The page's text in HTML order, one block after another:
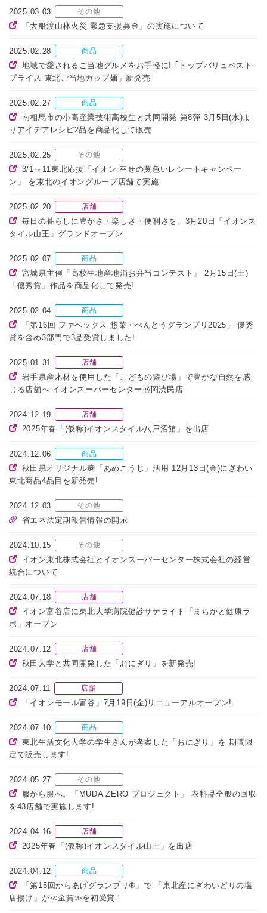
2025.03.03 その他
「大船渡山林火災 緊急支援募金」の実施について
2025.02.28 商品
地域で愛されるご当地グルメをお手軽に! ｢トップバリュベスト
プライス 東北ご当地カップ麺」新発売
2025.02.27 商品
南相馬市の小高産業技術高校生と共同開発 第8弾 3月5日(水)よ
りアイデアレシピ2品を商品化して販売
2025.02.25 その他
3/1～11東北応援「イオン 幸せの黄色いレシートキャンペー
ン」 を東北のイオングループ店舗で実施
2025.02.20 店舗
毎日の暮らしに豊かさ・楽しさ・便利さを。3月20日「イオンス
タイル山王」グランドオープン
2025.02.07 商品
宮城県主催「高校生地産地消お弁当コンテスト」 2月15日(土)
「優秀賞」作品を商品化して発売!
2025.02.04 商品
「第16回 ファベックス 惣菜・べんとうグランプリ2025」 優秀
賞を含め3部門で3品受賞しました!
2025.01.31 店舗
岩手県産木材を使用した「こどもの遊び場」で豊かな自然を感
じる店舗へ イオンスーパーセンター盛岡渋民店
2024.12.19 店舗
2025年春「(仮称)イオンスタイル八戸沼館」を出店
2024.12.06 商品
秋田県オリジナル麹「あめこうじ」活用 12月13日(金)にぎわい
東北商品4品目を新発売!
2024.12.03 その他
省エネ法定期報告情報の開示
2024.10.15 その他
イオン東北株式会社とイオンスーパーセンター株式会社の経営
統合について
2024.07.18 店舗
イオン富谷店に東北大学病院健診サテライト「まちかど健康ラ
ボ」オープン
2024.07.12 店舗
秋田大学と共同開発した「おにぎり」を新発売!
2024.07.11 店舗
「イオンモール富谷」7月19日(金)リニューアルオープン!
2024.07.10 商品
東北生活文化大学の学生さんが考案した「おにぎり」を 期間限
定で販売します!
2024.05.27 その他
服から服へ。「MUDA ZERO プロジェクト」 衣料品全般の回収
を43店舗で実施します!
2024.04.16 店舗
2025年春「(仮称)イオンスタイル山王」を出店
2024.04.12 商品
「第15回からあげグランプリ®」で 「東北産にぎわいどりの塩
唐揚げ」が≪金賞≫を初受賞！